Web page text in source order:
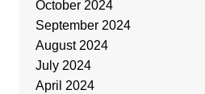
October 2024
September 2024
August 2024
July 2024
April 2024